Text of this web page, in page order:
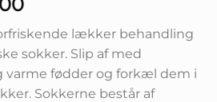
aktuelle
pris
er:
kr.69,00.
lækker behandling
sokker. Slip af med
fødder og forkæl dem i
Sokkerne består af